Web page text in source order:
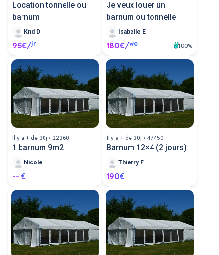
Location tonnelle ou
barnum
Knd D
95€/jr
Je veux louer un
barnum ou tonnelle
Isabelle E
180€/we 100%
Il y a + de 30j • 22360
1 barnum 9m2
Nicole
-- €
Il y a + de 30j • 47450
Barnum 12×4 (2 jours)
Thierry F
190€